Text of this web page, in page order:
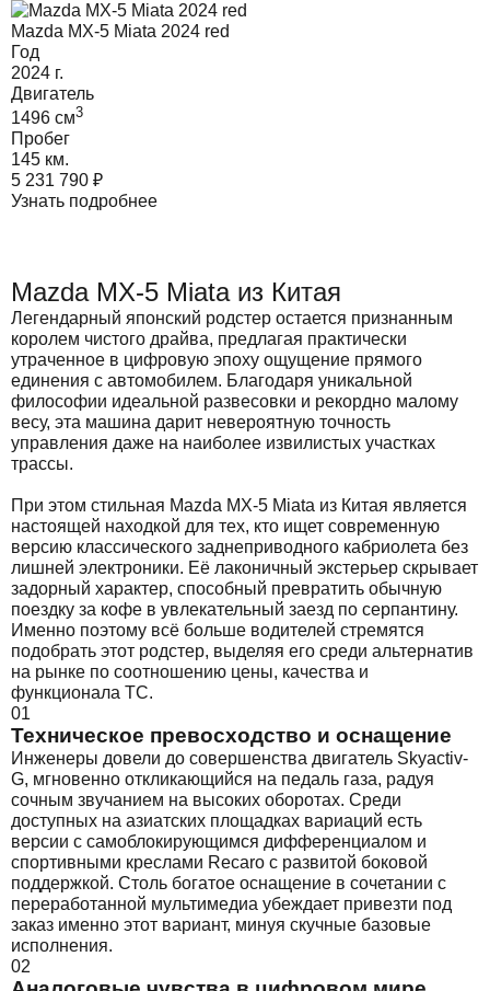
Mazda MX-5 Miata 2024 red
Год
2024 г.
Двигатель
1496 cм3
Пробег
145 км.
5 231 790 ₽
Узнать подробнее
Mazda MX-5 Miata из Китая
Легендарный японский родстер остается признанным
королем чистого драйва, предлагая практически
утраченное в цифровую эпоху ощущение прямого
единения с автомобилем. Благодаря уникальной
философии идеальной развесовки и рекордно малому
весу, эта машина дарит невероятную точность
управления даже на наиболее извилистых участках
трассы.
При этом стильная Mazda MX-5 Miata из Китая является
настоящей находкой для тех, кто ищет современную
версию классического заднеприводного кабриолета без
лишней электроники. Её лаконичный экстерьер скрывает
задорный характер, способный превратить обычную
поездку за кофе в увлекательный заезд по серпантину.
Именно поэтому всё больше водителей стремятся
подобрать этот родстер, выделяя его среди альтернатив
на рынке по соотношению цены, качества и
функционала ТС.
01
Техническое превосходство и оснащение
Инженеры довели до совершенства двигатель Skyactiv-
G, мгновенно откликающийся на педаль газа, радуя
сочным звучанием на высоких оборотах. Среди
доступных на азиатских площадках вариаций есть
версии с самоблокирующимся дифференциалом и
спортивными креслами Recaro с развитой боковой
поддержкой. Столь богатое оснащение в сочетании с
переработанной мультимедиа убеждает привезти под
заказ именно этот вариант, минуя скучные базовые
исполнения.
02